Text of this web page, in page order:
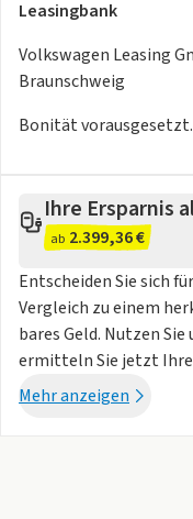
Airbags
- Mittelairbag vorn
Sicherheit
Sitzreihe
- Seitenairbag vorn
- Traktionskontrolle
- Reifendruckkontrolle
- Wegfahrsperre
- Antiblockiersystem
- Proaktives
- Front Assist:
Leasingbank
Volkswagen Leasing
Braunschweig
Bonität vorausgesetzt.
Ihre Ersparnis
ab 2.399,36 €
Entscheiden Sie sich
Vergleich zu einem
bares Geld. Nutzen
ermitteln Sie jetzt
Mehr anzeigen